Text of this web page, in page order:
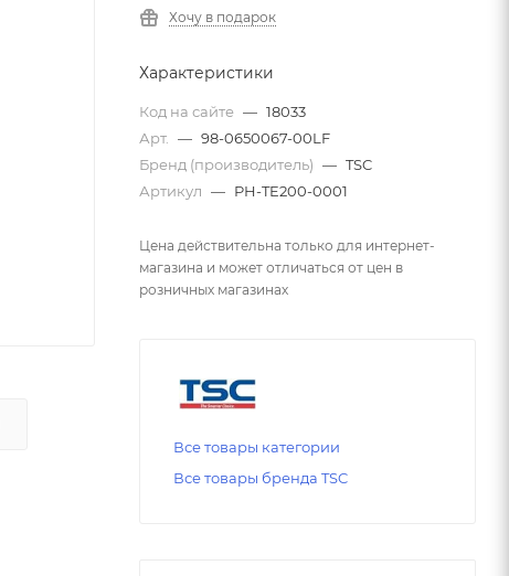
Хочу в подарок
Характеристики
Код на сайте — 18033
Арт.
— 98-0650067-00LF
Бренд (производитель) — TSC
Артикул — PH-TE200-0001
Цена действительна только для интернет-
магазина и может отличаться от цен в
розничных магазинах
Все товары категории
Все товары бренда TSC